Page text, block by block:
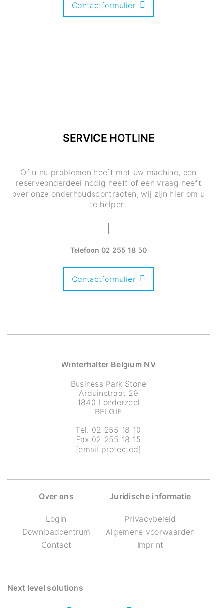
Contactformulier
SERVICE HOTLINE
Of u nu problemen heeft met uw machine, een
reserveonderdeel nodig heeft of een vraag heeft
over onze onderhoudscontracten, wij zijn hier om u
te helpen.
Telefoon 02 255 18 50
Contactformulier
Winterhalter Belgium NV
Business Park Stone
Arduinstraat 29
1840 Londerzeel
BELGIE
Tel. 02 255 18 10
Fax 02 255 18 15
[email protected]
Over ons
Login
Downloadcentrum
Contact
Juridische informatie
Privacybeleid
Algemene voorwaarden
Imprint
Next level solutions